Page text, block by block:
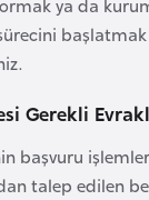
ya da
başlatmak
Gerekli
başvuru
talep edilen